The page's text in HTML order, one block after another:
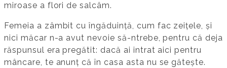
miroase a flori de salcâm.
Femeia a zâmbit cu îngăduință, cum fac zeițele, și
nici măcar n-a avut nevoie să-ntrebe, pentru că deja
răspunsul era pregătit: dacă ai intrat aici pentru
mâncare, te anunț că în casa asta nu se gătește.